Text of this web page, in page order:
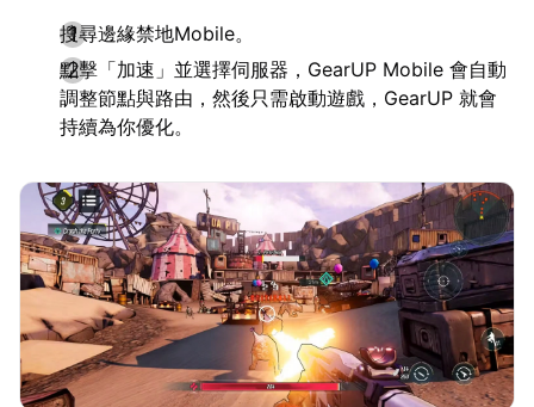
搜尋邊緣禁地Mobile。
點擊「加速」並選擇伺服器，GearUP Mobile 會自動
調整節點與路由，然後只需啟動遊戲，GearUP 就會
持續為你優化。